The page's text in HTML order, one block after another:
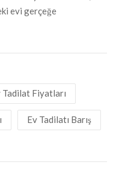
evi gerçeğe
Tadilat Fiyatları
Ev Tadilatı Barış